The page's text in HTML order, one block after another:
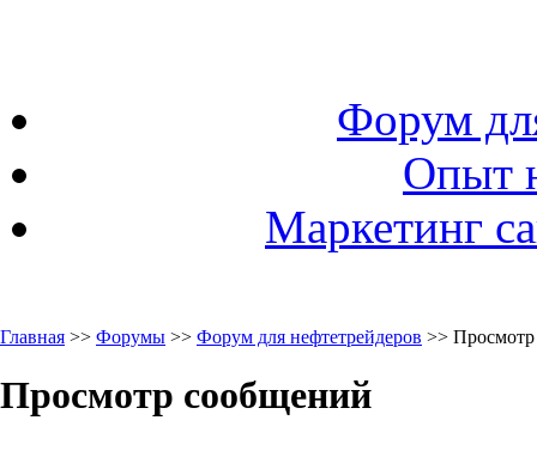
Форум
Опыт
Маркетинг
Главная >> Форумы >> Форум для нефтетрейдеров >>
Просмотр сообщений